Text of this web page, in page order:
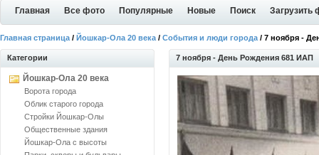
Главная Все фото Популярные Новые Поиск Загрузить
Главная страница / Йошкар-Ола 20 века / События и люди города / 7 ноября -
Категории
Йошкар-Ола 20 века
Ворота города
Облик старого города
Стройки Йошкар-Олы
Общественные здания
Йошкар-Ола с высоты
7 ноября - День Рождения 681 ИАП